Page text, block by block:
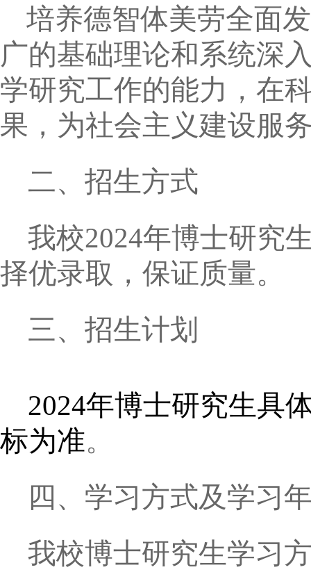
培养德智体美劳全面
广的基础理论和系统深
学研究工作的能力，在
果，为社会主义建设服
二、招生方式
我校2024年博士研究
择优录取，保证质量。
三、招生计划
2024年博士研究生具
标为准。
四、学习方式及学习
我校博士研究生学习